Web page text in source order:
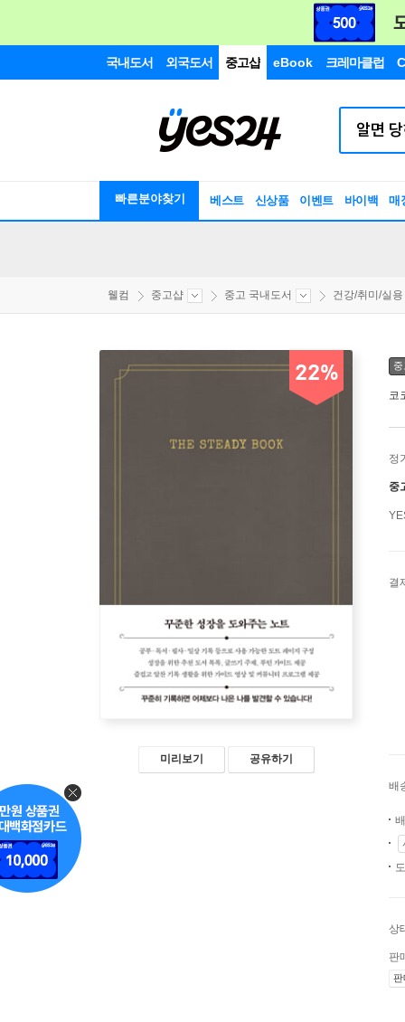
국내도서 외국도서 중고샵 eBook 크레마클럽
빠른분야찾기 베스트 신상품 이벤트 바이백 매
웰컴 중고샵 중고 국내도서 건강/취미/실용
22%
미리보기 공유하기
코
정
중
결
배
상
판
판